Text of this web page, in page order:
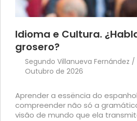
Idioma e Cultura.
grosero?
Segundo Villanueva Fernández /
Outubro de 2026
Aprender a essëncia do
compreender não só a
visão de mundo que ela